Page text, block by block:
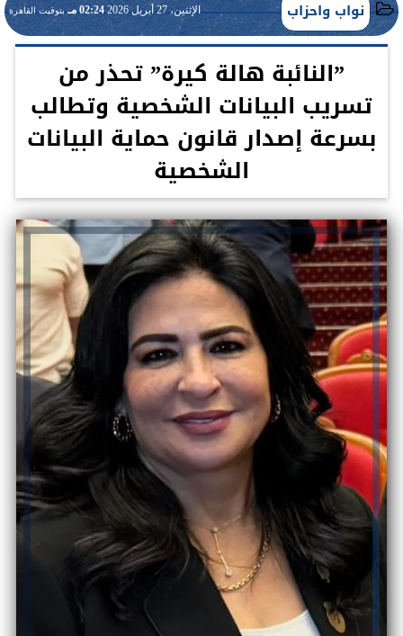
نواب واحزاب الإثنين، 27 أبريل 2026 02:24 مـ بتوقيت القاهرة
”النائبة هالة كيرة” تحذر من
تسريب البيانات الشخصية وتطالب
بسرعة إصدار قانون حماية البيانات
الشخصية